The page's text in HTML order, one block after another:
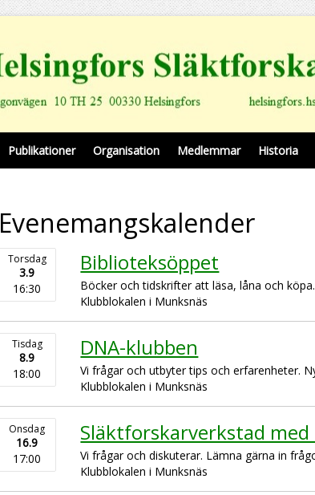
Publikationer Organisation Medlemmar Historia
Evenemangskalender
Torsdag
3.9
16:30
Biblioteksöppet
Böcker och tidskrifter att läsa, låna och köpa.
Klubblokalen i Munksnäs
Tisdag
8.9
18:00
DNA-klubben
Vi frågar och utbyter tips och erfarenheter.
Klubblokalen i Munksnäs
Onsdag
16.9
17:00
Släktforskarverkstad
Vi frågar och diskuterar. Lämna gärna in
Klubblokalen i Munksnäs